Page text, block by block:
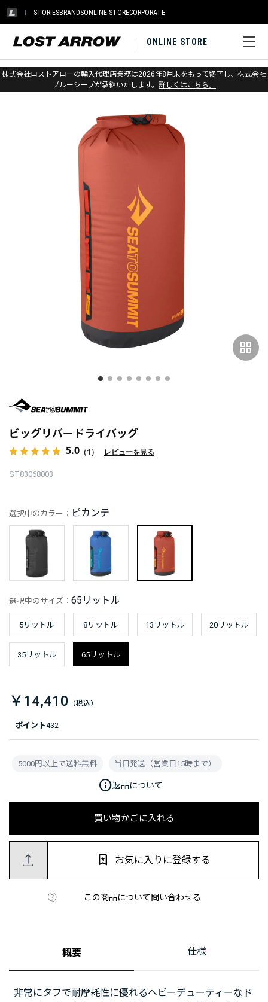
STORIESBRANDSONLINE STORECORPORATE
ONLINE STORE
株式会社ロストアローの輸入代理店業務は2026年8月末をもって終了し、株式会社
ブルーシープが承継いたします。 詳しくはこちら。
ホーム > シートゥサミット > パック＆ストレージ
grid_view
ビッグリバードライバッグ
5.0 （1） レビューを見る
ST83068003
ポイント432
選択中のカラー： ピカンテ
選択中のサイズ： 65リットル
5リットル 8リットル 13リットル 20リットル
35リットル 65リットル
￥14,410
買い物かごに入れる
この商品について問い合わせる
お気に入りに登録する
5000円以上で送料無料 当日発送（営業日15時まで）
info返品について
概要 仕様
非常にタフで耐摩耗性に優れるヘビーデューティーなド